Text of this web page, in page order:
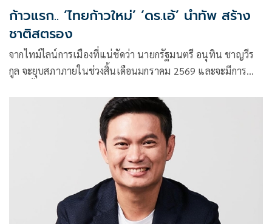
ก้าวแรก.. ‘ไทยก้าวใหม่’ ‘ดร.เอ้’ นำทัพ สร้าง
ชาติสตรอง
จากไทม์ไลน์การเมืองที่แน่ชัดว่า นายกรัฐมนตรี อนุทิน ชาญวีร
กูล จะยุบสภาภายในช่วงสิ้นเดือนมกราคม 2569 และจะมีการ